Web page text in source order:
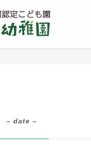
– date –